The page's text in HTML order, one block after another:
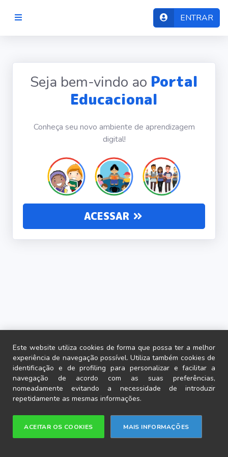
PORTAL
ENTRAR
Seja bem-vindo ao Portal
Educacional
Conheça seu novo ambiente de aprendizagem
digital!
ACESSAR
Este website utiliza cookies de forma que possa ter a melhor
experiência de navegação possível. Utiliza também cookies de
identificação e de profiling para personalizar e facilitar a
navegação de acordo com as suas preferências,
nomeadamente evitando a necessidade de introduzir
repetidamente as mesmas informações.
ACEITAR OS COOKIES MAIS INFORMAÇÕES
Ajuda